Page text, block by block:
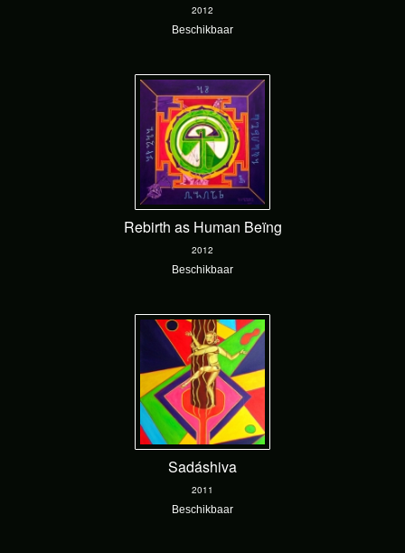
2012
Beschikbaar
Rebirth as Human Beïng
2012
Beschikbaar
Sadáshiva
2011
Beschikbaar